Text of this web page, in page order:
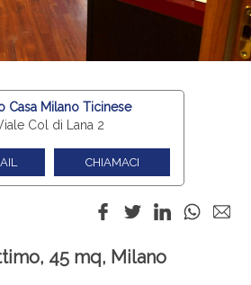
Casa Milano Ticinese
Col di Lana 2
CHIAMACI
45 mq, Milano